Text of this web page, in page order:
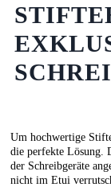
Um hochwertige
die perfekte Lösung.
der Schreibgeräte
nicht im Etui